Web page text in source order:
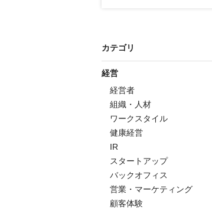
カテゴリ
経営
経営者
組織・人材
ワークスタイル
健康経営
IR
スタートアップ
バックオフィス
営業・マーケティング
顧客体験